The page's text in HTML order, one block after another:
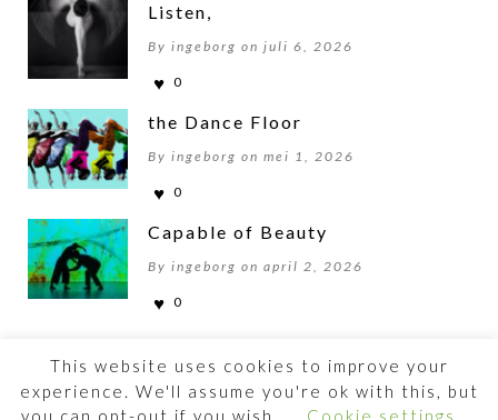
Listen,
By ingeborg on juli 6, 2026
0
the Dance Floor
By ingeborg on mei 1, 2026
0
Capable of Beauty
By ingeborg on april 2, 2026
0
This website uses cookies to improve your
experience. We'll assume you're ok with this, but
you can opt-out if you wish.
Cookie settings